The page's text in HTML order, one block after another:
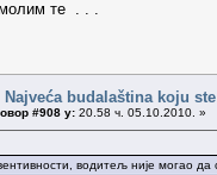
те . . .
Najveća budalaština koju
#908 у: 20.58 ч. 05.10.2010. »
водитељ није могао